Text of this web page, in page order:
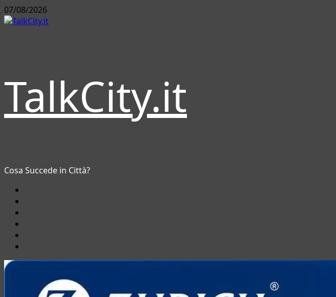
Vai
al
07/08/2026
TalkCity.it
Cosa Succede in Città?
Bracciano-
Martignano